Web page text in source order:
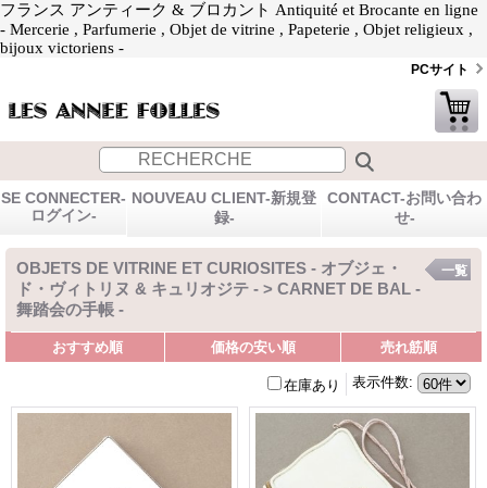
フランス アンティーク & ブロカント Antiquité et Brocante en ligne
- Mercerie , Parfumerie , Objet de vitrine , Papeterie , Objet religieux ,
bijoux victoriens -
PCサイト
SE CONNECTER-
ログイン-
NOUVEAU CLIENT-新規登
録-
CONTACT-お問い合わ
せ-
OBJETS DE VITRINE ET CURIOSITES - オブジェ・
ド・ヴィトリヌ & キュリオジテ - > CARNET DE BAL -
舞踏会の手帳 -
一覧
おすすめ順 価格の安い順 売れ筋順
表示件数:
在庫あり